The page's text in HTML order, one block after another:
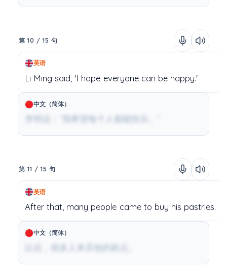
第 10 / 15 句
英语
Li Ming said, 'I hope everyone can be happy.'
中文（简体）
李明说：“我希望每个人都能快乐。”
第 11 / 15 句
英语
After that, many people came to buy his pastries.
中文（简体）
以后，很多人来买他的糕点。